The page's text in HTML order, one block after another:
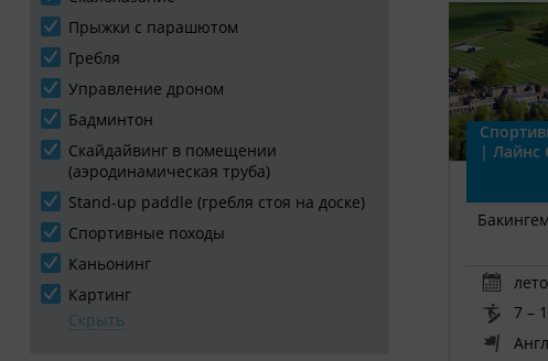
| Лайнс
лето
7 –
Прыжки с парашютом
Гребля
Управление дроном
Бадминтон
Скайдайвинг в помещении
(аэродинамическая труба)
Stand-up paddle (гребля стоя на доске)
Спортивные походы
Каньонинг
Картинг
Скрыть